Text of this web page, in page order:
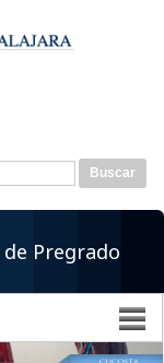
de
Pregrado